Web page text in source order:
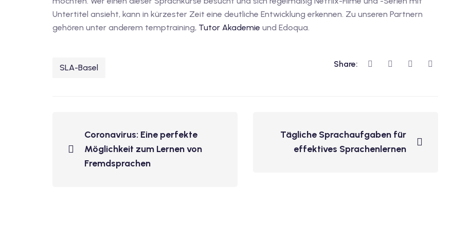
Untertitel ansieht, kann in kürzester Zeit eine deutliche Entwicklung erkennen. Zu unseren Partnern
gehören unter anderem temptraining, Tutor Akademie und Edoqua.
SLA-Basel Share:
Coronavirus: Eine perfekte
Möglichkeit zum Lernen von
Fremdsprachen
Tägliche Sprachaufgaben für
effektives Sprachenlernen